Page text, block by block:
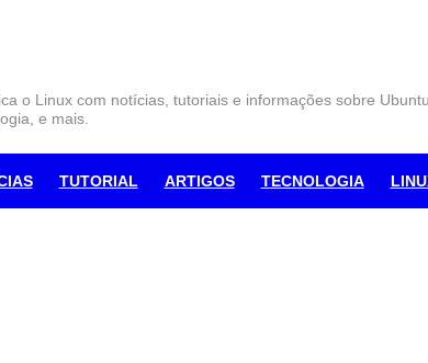
o Linux com notícias, tutoriais e informações sobre
e mais.
TUTORIAL ARTIGOS TECNOLOGIA